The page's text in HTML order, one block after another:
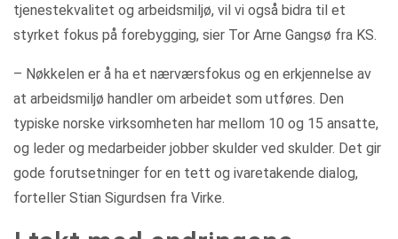
tjenestekvalitet og arbeidsmiljø, vil vi også bidra til et
styrket fokus på forebygging, sier Tor Arne Gangsø fra KS.
– Nøkkelen er å ha et nærværsfokus og en erkjennelse av
at arbeidsmiljø handler om arbeidet som utføres. Den
typiske norske virksomheten har mellom 10 og 15 ansatte,
og leder og medarbeider jobber skulder ved skulder. Det gir
gode forutsetninger for en tett og ivaretakende dialog,
forteller Stian Sigurdsen fra Virke.